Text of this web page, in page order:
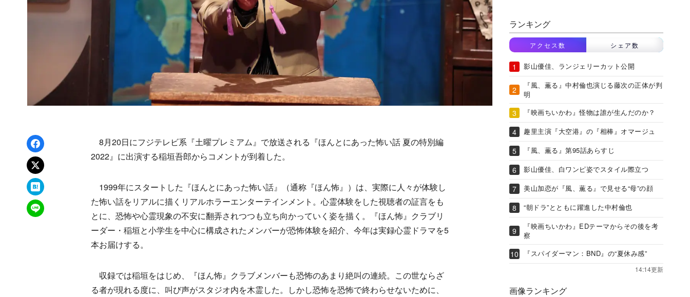
Facebookでシェア
xでポスト
はてなブックマーク
LINEで送る
8月20日にフジテレビ系『土曜プレミアム』で放送される『ほんとにあった怖い話 夏の特別編
2022』に出演する稲垣吾郎からコメントが到着した。
1999年にスタートした『ほんとにあった怖い話』（通称『ほん怖』）は、実際に人々が体験し
た怖い話をリアルに描くリアルホラーエンターテインメント。心霊体験をした視聴者の証言をも
とに、恐怖や心霊現象の不安に翻弄されつつも立ち向かっていく姿を描く。『ほん怖』クラブリ
ーダー・稲垣と小学生を中心に構成されたメンバーが恐怖体験を紹介、今年は実録心霊ドラマを5
本お届けする。
収録では稲垣をはじめ、『ほん怖』クラブメンバーも恐怖のあまり絶叫の連続。この世ならざ
る者が現れる度に、叫び声がスタジオ内を木霊した。しかし恐怖を恐怖で終わらせないために、
ランキング
アクセス数 シェア数
影山優佳、ランジェリーカット公開
『風、薫る』中村倫也演じる藤次の正体が判
明
『映画ちいかわ』怪物は誰が生んだのか？
趣里主演『大空港』の『相棒』オマージュ
『風、薫る』第95話あらすじ
影山優佳、白ワンピ姿でスタイル際立つ
美山加恋が『風、薫る』で見せる“母”の顔
“朝ドラ”とともに躍進した中村倫也
『映画ちいかわ』EDテーマからその後を考
察
『スパイダーマン：BND』の“夏休み感”
14:14更新
画像ランキング